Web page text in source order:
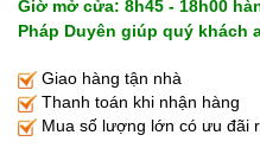
Giờ mở cửa: 8h45 - 18h00
Pháp Duyên giúp quý khách
Giao hàng tận nhà
Thanh toán khi nhận hàng
Mua số lượng lớn có ưu đãi